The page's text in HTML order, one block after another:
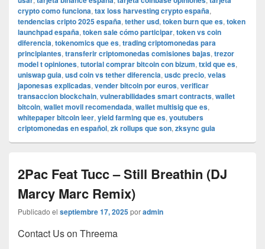
crypto como funciona, tax loss harvesting crypto españa,
tendencias cripto 2025 españa, tether usd, token burn que es, token
launchpad españa, token sale cómo participar, token vs coin
diferencia, tokenomics que es, trading criptomonedas para
principiantes, transferir criptomonedas comisiones bajas, trezor
model t opiniones, tutorial comprar bitcoin con bizum, txid que es,
uniswap guia, usd coin vs tether diferencia, usdc precio, velas
japonesas explicadas, vender bitcoin por euros, verificar
transaccion blockchain, vulnerabilidades smart contracts, wallet
bitcoin, wallet movil recomendada, wallet multisig que es,
whitepaper bitcoin leer, yield farming que es, youtubers
criptomonedas en español, zk rollups que son, zksync guia
2Pac Feat Tucc – Still Breathin (DJ
Marcy Marc Remix)
Publicado el septiembre 17, 2025poradmin
Contact Us on Threema